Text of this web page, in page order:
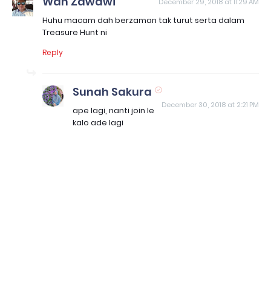
December 29, 2018 at 11:29 AM
Huhu macam dah berzaman tak turut serta dalam
Treasure Hunt ni
Reply
Sunah Sakura
December 30, 2018 at 2:21 PM
ape lagi, nanti join le
kalo ade lagi